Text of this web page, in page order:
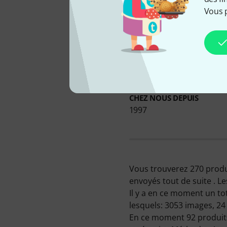
Vous
CHEZ NOUS DEPUIS
1997
Vous trouverez 270
envoyés tout de suite .
Il y a en ce moment un
lesquels: 3053 images,
En ce moment 92